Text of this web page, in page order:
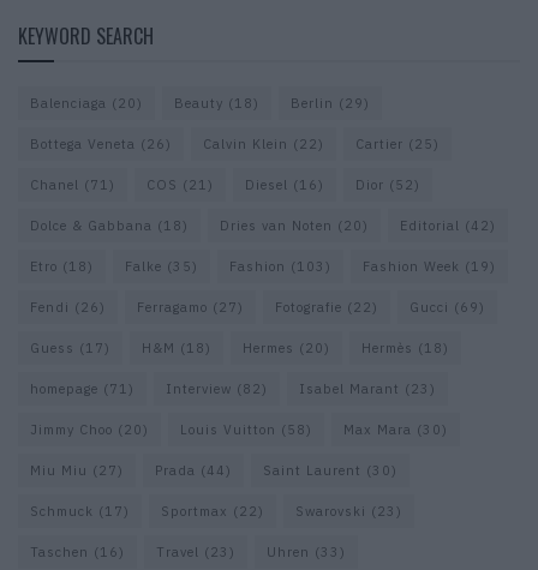
KEYWORD SEARCH
Balenciaga (20) Beauty (18) Berlin (29)
Bottega Veneta (26) Calvin Klein (22) Cartier (25)
Chanel (71) COS (21) Diesel (16) Dior (52)
Dolce & Gabbana (18) Dries van Noten (20) Editorial (42)
Etro (18) Falke (35) Fashion (103) Fashion Week (19)
Fendi (26) Ferragamo (27) Fotografie (22) Gucci (69)
Guess (17) H&M (18) Hermes (20) Hermès (18)
homepage (71) Interview (82) Isabel Marant (23)
Jimmy Choo (20) Louis Vuitton (58) Max Mara (30)
Miu Miu (27) Prada (44) Saint Laurent (30)
Schmuck (17) Sportmax (22) Swarovski (23)
Taschen (16) Travel (23) Uhren (33)